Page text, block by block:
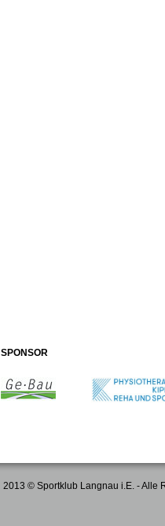
SPONSOR
2013 © Sportklub Langnau i.E. - Alle